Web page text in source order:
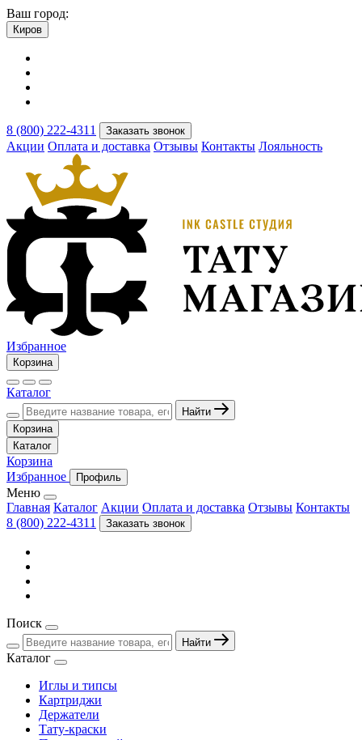
Ваш город:
Киров
8 (800) 222-4311 Заказать звонок
Акции Оплата и доставка Отзывы Контакты Лояльность
Избранное
Корзина
Каталог
Найти
Корзина
Каталог
Корзина
Избранное
Профиль
Меню
Главная Каталог Акции Оплата и доставка Отзывы Контакты
8 (800) 222-4311
Заказать звонок
Поиск
Найти
Каталог
Иглы и типсы
Картриджи
Держатели
Тату-краски